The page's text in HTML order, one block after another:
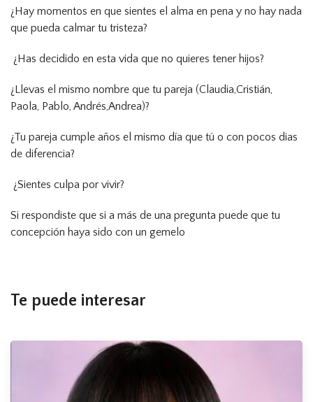
¿Hay momentos en que sientes el alma en pena y no hay nada
que pueda calmar tu tristeza?
¿Has decidido en esta vida que no quieres tener hijos?
¿Llevas el mismo nombre que tu pareja (Claudia,Cristián,
Paola, Pablo, Andrés,Andrea)?
¿Tu pareja cumple años el mismo día que tú o con pocos dias
de diferencia?
¿Sientes culpa por vivir?
Si respondiste que si a más de una pregunta puede que tu
concepción haya sido con un gemelo
Te puede interesar